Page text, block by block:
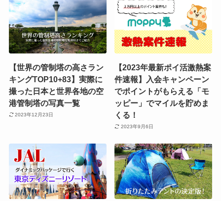
【世界の管制塔の高さラン
キングTOP10+83】実際に
撮った日本と世界各地の空
港管制塔の写真一覧
2023年12月23日
【2023年最新ポイ活激熱案
件速報】入会キャンペーン
でポイントがもらえる「モ
ッピー」でマイルを貯めま
くる！
2023年9月6日